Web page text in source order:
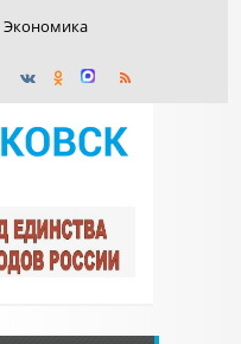
Экономика